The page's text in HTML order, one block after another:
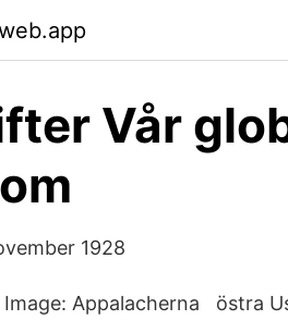
Vår
1928
Image: Appalacherna östra